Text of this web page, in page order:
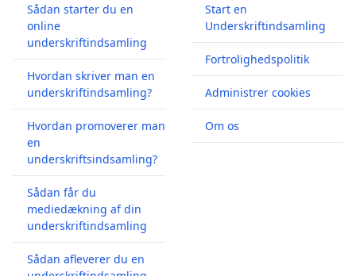
Sådan starter du en
online
underskriftindsamling
Hvordan skriver man en
underskriftindsamling?
Hvordan promoverer man
en
underskriftsindsamling?
Sådan får du
mediedækning af din
underskriftindsamling
Sådan afleverer du en
Start en
Underskriftindsamling
Fortrolighedspolitik
Administrer cookies
Om os